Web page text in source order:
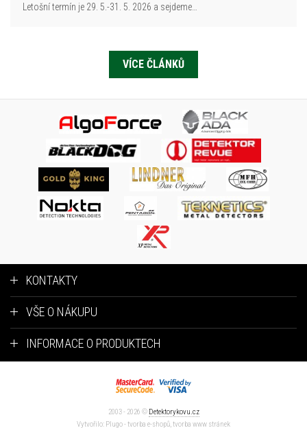
Letošní termín je 29. 5.-31. 5. 2026 a sejdeme…
VÍCE ČLÁNKŮ
KONTAKTY
VŠE O NÁKUPU
INFORMACE O PRODUKTECH
2003 - 2026 © Detektorykovu.cz
Vytvořilo: Plugo- tvorba e-shopů,tvorba www stránek